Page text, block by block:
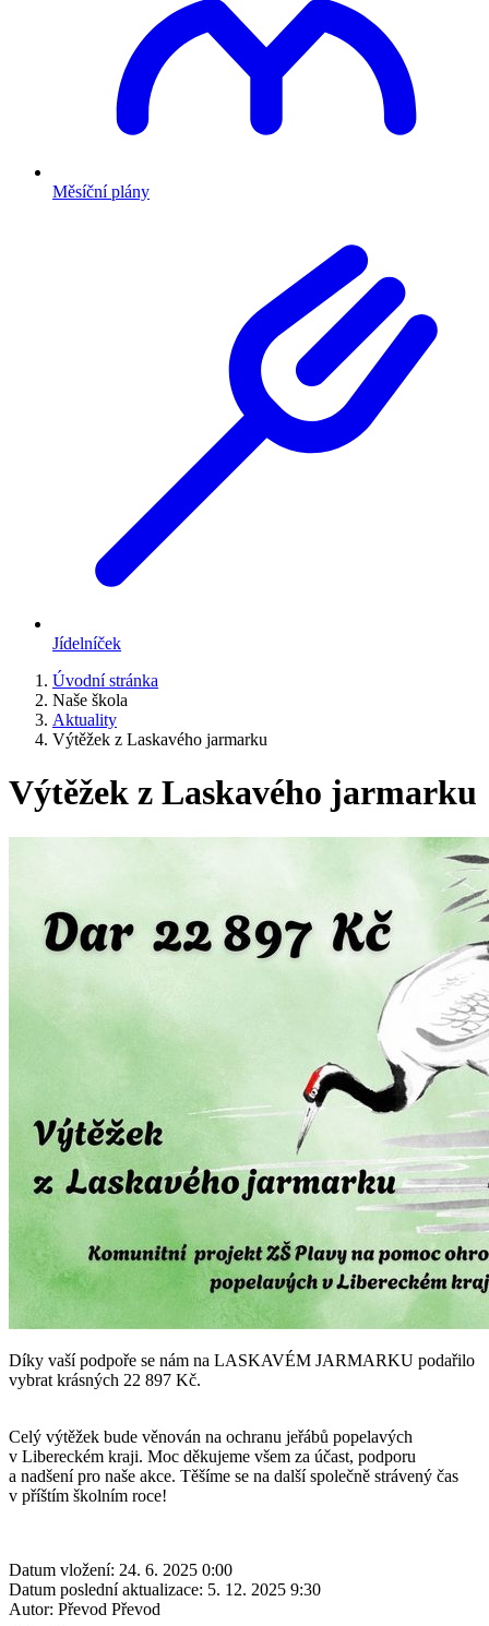
Měsíční plány
Jídelníček
Úvodní stránka
Naše škola
Aktuality
Výtěžek z Laskavého jarmarku
Výtěžek z Laskavého jarmarku
Díky vaší podpoře se nám na LASKAVÉM JARMARKU podařilo
vybrat krásných 22 897 Kč.
Celý výtěžek bude věnován na ochranu jeřábů popelavých
v Libereckém kraji. Moc děkujeme všem za účast, podporu
a nadšení pro naše akce. Těšíme se na další společně strávený čas
v příštím školním roce!
Datum vložení: 24. 6. 2025 0:00
Datum poslední aktualizace: 5. 12. 2025 9:30
Autor: Převod Převod